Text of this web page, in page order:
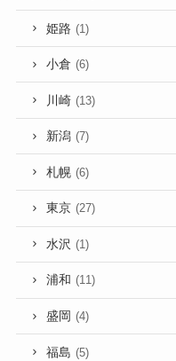
姫路 (1)
小倉 (6)
川崎 (13)
新潟 (7)
札幌 (6)
東京 (27)
水沢 (1)
浦和 (11)
盛岡 (4)
福島 (5)